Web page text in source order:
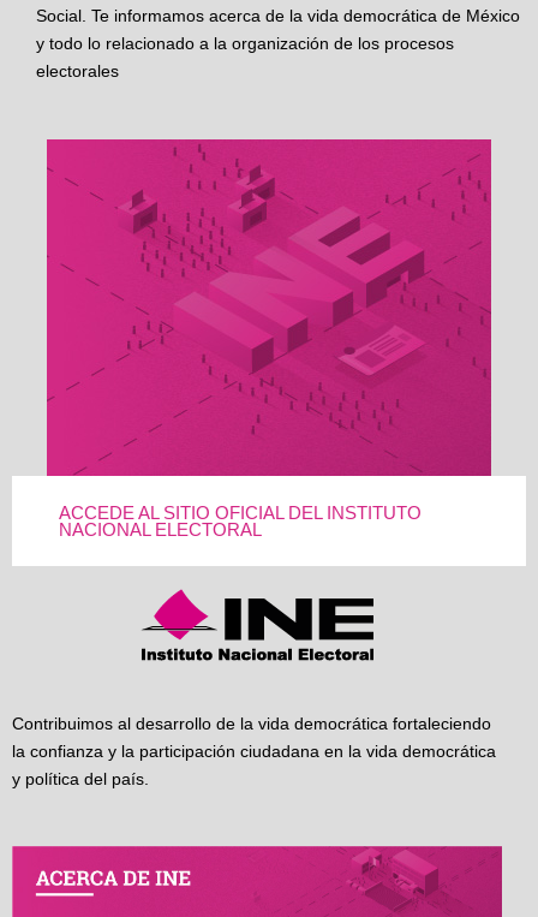
Social. Te informamos acerca de la vida democrática de México
y todo lo relacionado a la organización de los procesos
electorales
ACCEDE AL SITIO OFICIAL DEL INSTITUTO
NACIONAL ELECTORAL
Contribuimos al desarrollo de la vida democrática fortaleciendo
la confianza y la participación ciudadana en la vida democrática
y política del país.